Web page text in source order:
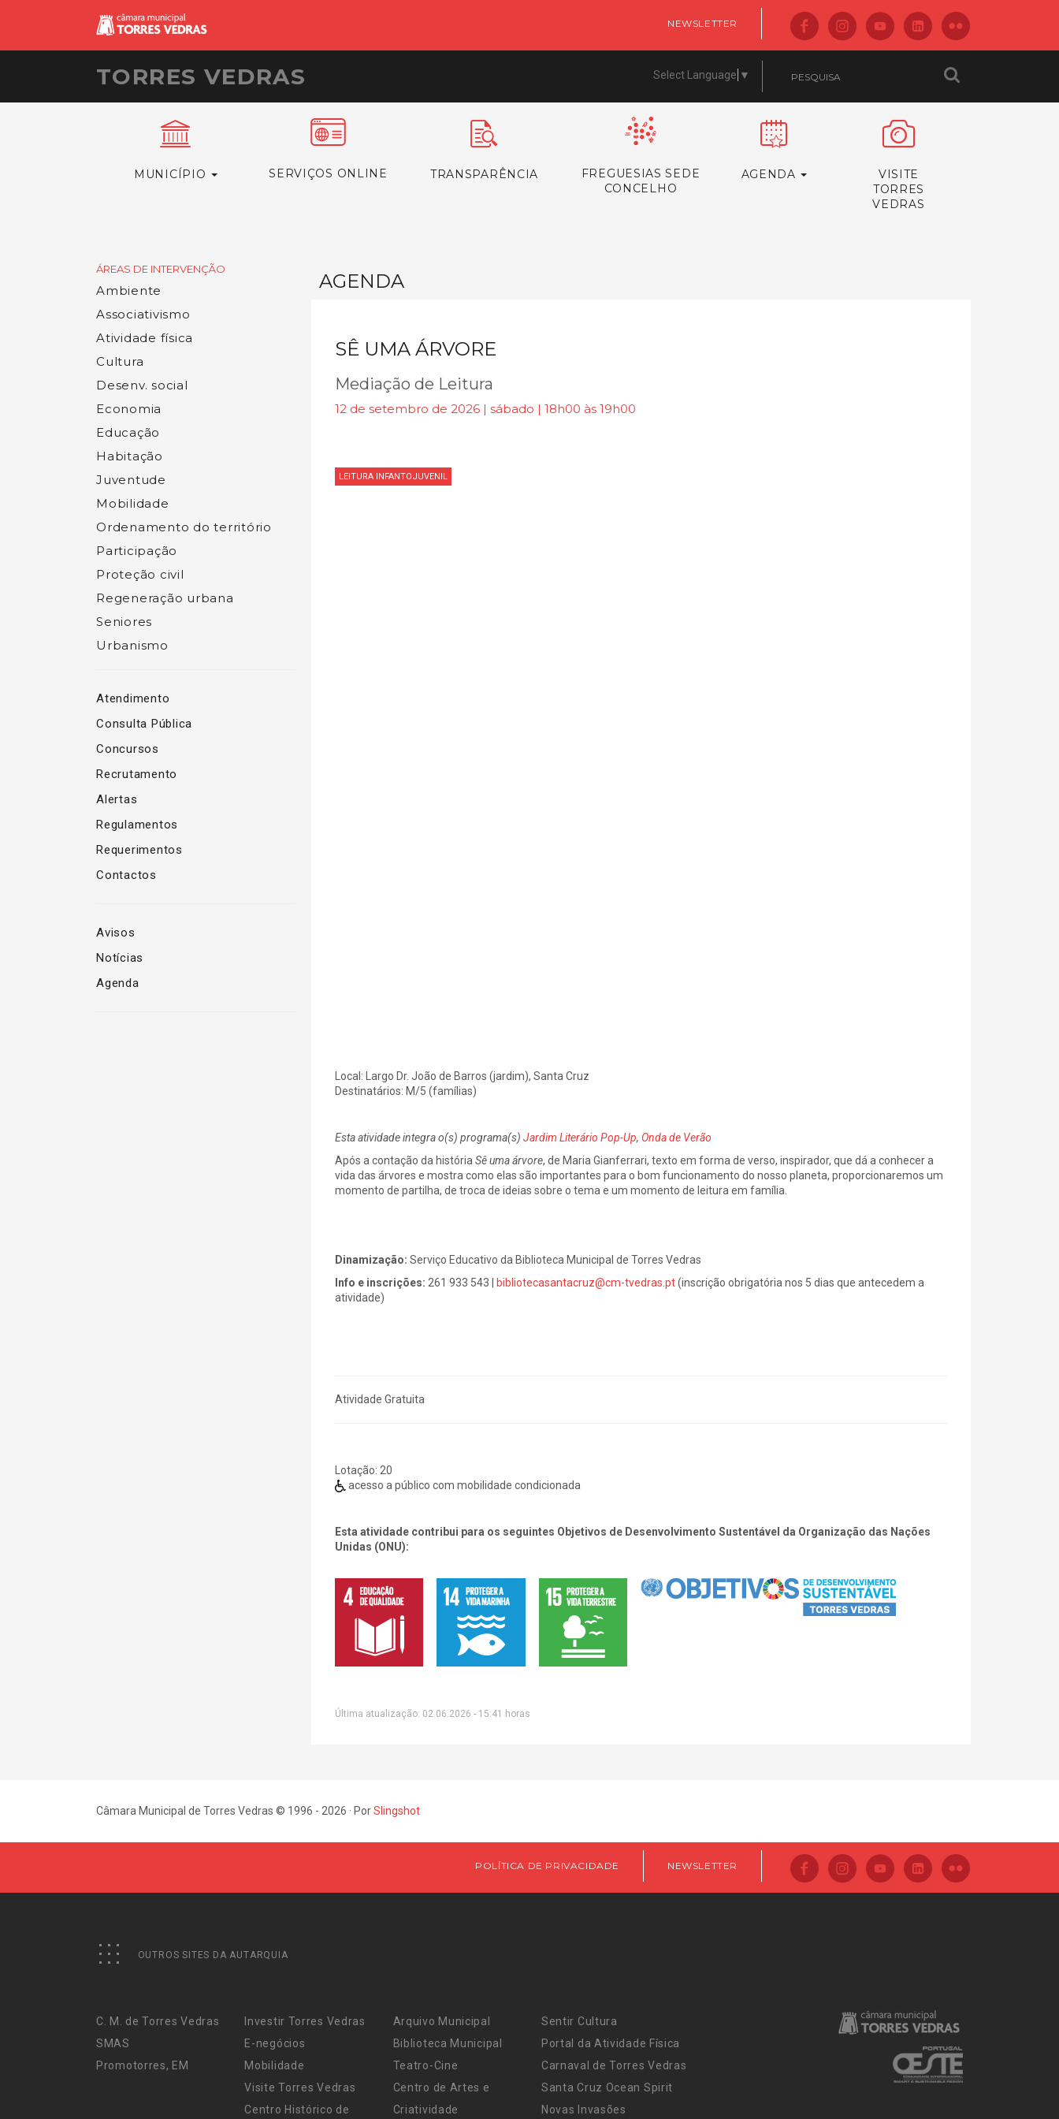
NEWSLETTER
TORRES VEDRAS Select Language ▼
MUNICÍPIO SERVIÇOS ONLINE TRANSPARÊNCIA
FREGUESIAS SEDE
CONCELHO
AGENDA
VISITE
TORRES
VEDRAS
ÁREAS DE INTERVENÇÃO
Ambiente
Associativismo
Atividade física
Cultura
Desenv. social
Economia
Educação
Habitação
Juventude
Mobilidade
Ordenamento do território
Participação
Proteção civil
Regeneração urbana
Seniores
Urbanismo
Atendimento
Consulta Pública
Concursos
Recrutamento
Alertas
Regulamentos
Requerimentos
Contactos
Avisos
Notícias
Agenda
AGENDA
SÊ UMA ÁRVORE
Mediação de Leitura
12 de setembro de 2026 | sábado | 18h00 às 19h00
LEITURA INFANTOJUVENIL
Local: Largo Dr. João de Barros (jardim), Santa Cruz
Destinatários: M/5 (famílias)
Esta atividade integra o(s) programa(s) Jardim Literário Pop-Up, Onda de Verão
Após a contação da história Sê uma árvore, de Maria Gianferrari, texto em forma de verso, inspirador, que dá a conhecer a
vida das árvores e mostra como elas são importantes para o bom funcionamento do nosso planeta, proporcionaremos um
momento de partilha, de troca de ideias sobre o tema e um momento de leitura em família.
Dinamização: Serviço Educativo da Biblioteca Municipal de Torres Vedras
Info e inscrições: 261 933 543 | bibliotecasantacruz@cm-tvedras.pt(inscrição obrigatória nos 5 dias que antecedem a
atividade)
Atividade Gratuita
Lotação: 20
acesso a público com mobilidade condicionada
Esta atividade contribui para os seguintes Objetivos de Desenvolvimento Sustentável da Organização das Nações
Unidas (ONU):
Última atualização: 02.06.2026 - 15:41 horas
Câmara Municipal de Torres Vedras © 1996 - 2026 · PorSlingshot
POLÍTICA DE PRIVACIDADE NEWSLETTER
OUTROS SITES DA AUTARQUIA
C. M. de Torres Vedras
SMAS
Promotorres, EM
Investir Torres Vedras
E-negócios
Mobilidade
Visite Torres Vedras
Centro Histórico de
Arquivo Municipal
Biblioteca Municipal
Teatro-Cine
Centro de Artes e
Criatividade
Sentir Cultura
Portal da Atividade Física
Carnaval de Torres Vedras
Santa Cruz Ocean Spirit
Novas Invasões